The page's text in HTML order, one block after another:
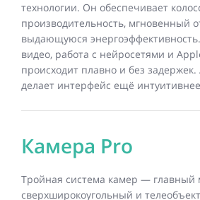
технологии. Он обеспечивает
производительность, мгновенный
выдающуюся
видео, работа с нейросетями и
происходит плавно и без задержек.
делает интерфейс ещё
Камера Pro
Тройная система камер — главный
сверхширокоугольный и